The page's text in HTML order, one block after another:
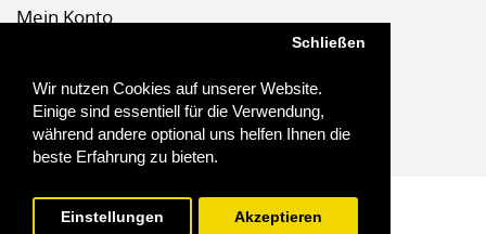
Wir nutzen Cookies auf unserer Website.
Einige sind essentiell für die Verwendung,
während andere optional uns helfen Ihnen die
beste Erfahrung zu bieten.
Schließen
Einstellungen Akzeptieren
Mein Konto
Auftragshistorie
Wunschzettel
Newsletter
Biostoffe.at - 2025